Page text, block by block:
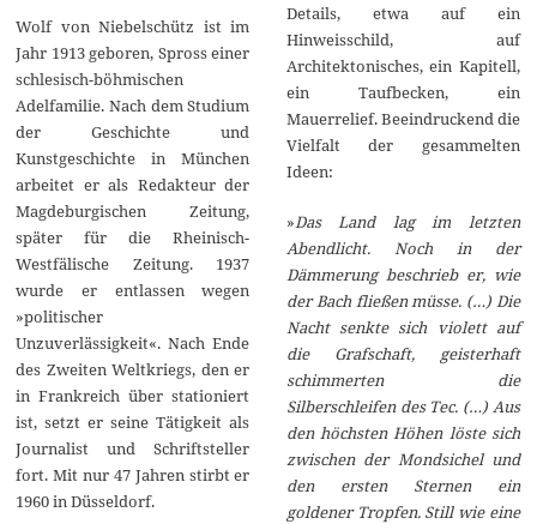
Wolf von Niebelschütz ist im
Jahr 1913 geboren, Spross einer
schlesisch-böhmischen
Adelfamilie. Nach dem Studium
der Geschichte und
Kunstgeschichte in München
arbeitet er als Redakteur der
Magdeburgischen Zeitung,
später für die Rheinisch-
Westfälische Zeitung. 1937
wurde er entlassen wegen
»politischer
Unzuverlässigkeit«. Nach Ende
des Zweiten Weltkriegs, den er
in Frankreich über stationiert
ist, setzt er seine Tätigkeit als
Journalist und Schriftsteller
fort. Mit nur 47 Jahren stirbt er
1960 in Düsseldorf.
Details, etwa auf ein
Hinweisschild, auf
Architektonisches, ein Kapitell,
ein Taufbecken, ein
Mauerrelief. Beeindruckend die
Vielfalt der gesammelten
Ideen:
»Das Land lag im letzten
Abendlicht. Noch in der
Dämmerung beschrieb er, wie
der Bach fließen müsse. (…) Die
Nacht senkte sich violett auf
die Grafschaft, geisterhaft
schimmerten die
Silberschleifen des Tec. (…) Aus
den höchsten Höhen löste sich
zwischen der Mondsichel und
den ersten Sternen ein
goldener Tropfen. Still wie eine